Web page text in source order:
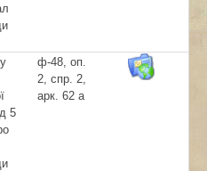
5
ф-48, оп.
2, спр. 2,
арк. 62 а